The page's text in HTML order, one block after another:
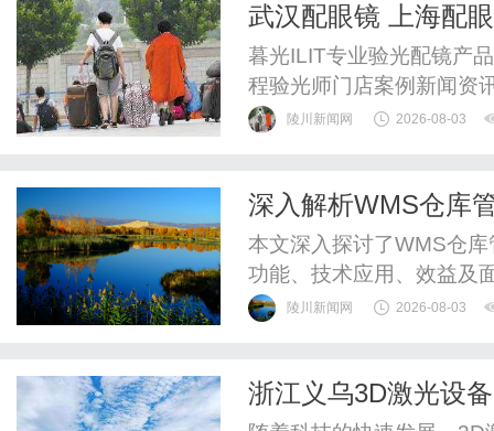
武汉配眼镜 上海配
暮光ILIT专业验光配镜产
程验光师门店案例新闻资
惠，兼顾高专业度与高性
陵川新闻网 2026-08-03
深入解析WMS仓库
应用
本文深入探讨了WMS仓
功能、技术应用、效益及
陵川新闻网 2026-08-03
浙江义乌3D激光设